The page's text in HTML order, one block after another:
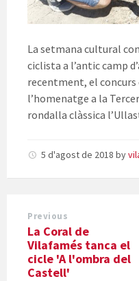
La setmana cultural
ciclista a l’antic camp
recentment, el
l’homenatge a la
rondalla clàssica
5 d'agost de 2018 by
Previous
La Coral de
Vilafamés tanca el
cicle 'A l'ombra del
Castell'